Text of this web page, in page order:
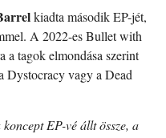
kiadta második EP-jét,
A 2022-es Bullet with
a tagok elmondása szerint
Dystocracy vagy a Dead
EP-vé állt össze, a